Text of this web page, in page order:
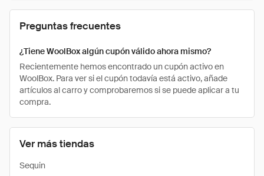
Ver más tiendas
Sequin
Preguntas frecuentes
¿Tiene WoolBox algún cupón válido ahora mismo?
Recientemente hemos encontrado un cupón activo en
WoolBox. Para ver si el cupón todavía está activo, añade
artículos al carro y comprobaremos si se puede aplicar a tu
compra.